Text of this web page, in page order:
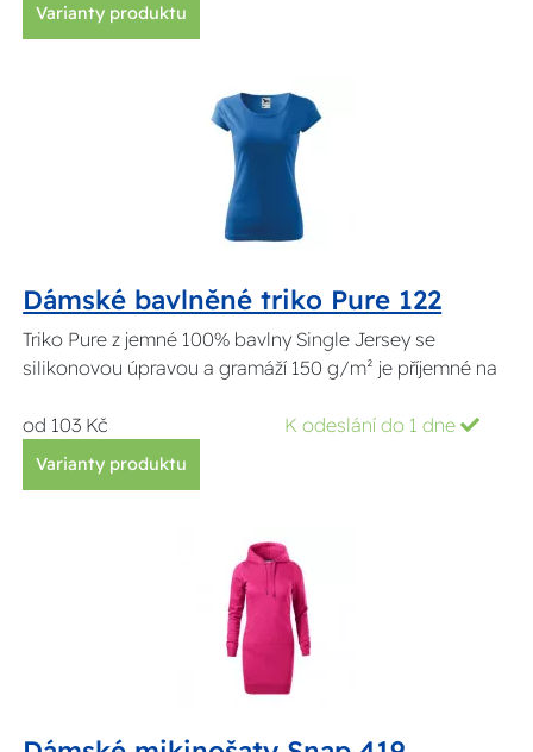
Varianty produktu
Dámské bavlněné triko Pure 122
Triko Pure z jemné 100% bavlny Single Jersey se
silikonovou úpravou a gramáží 150 g/m² je příjemné na
od 103 Kč K odeslání do 1 dne
Varianty produktu